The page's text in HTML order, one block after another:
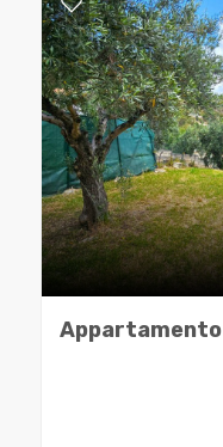
Appartamento
Prezzo
Totale
mq